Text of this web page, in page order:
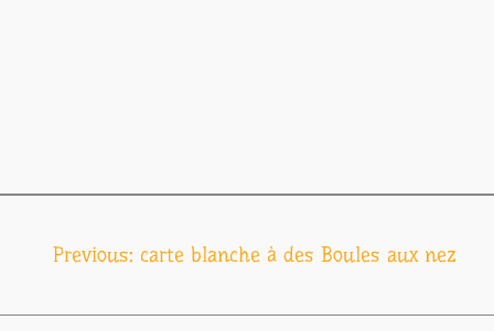
Navigation
de
Previous: carte blanche à des Boules aux nez